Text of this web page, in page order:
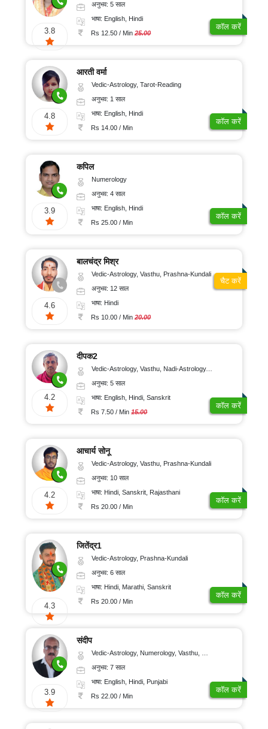
3.8
अनुभव: 5 साल
भाषा: English, Hindi
Rs 12.50 / Min25.00
कॉल करें
4.8
आरती वर्मा
Vedic-Astrology, Tarot-Reading
अनुभव: 1 साल
भाषा: English, Hindi
Rs 14.00 / Min
कॉल करें
3.9
कपिल
Numerology
अनुभव: 4 साल
भाषा: English, Hindi
Rs 25.00 / Min
कॉल करें
4.6
बालचंद्र मिश्र
Vedic-Astrology, Vasthu, Prashna-Kundali
अनुभव: 12 साल
भाषा: Hindi
Rs 10.00 / Min20.00
चैट करें
4.2
दीपक2
Vedic-Astrology, Vasthu, Nadi-Astrology, Prashna-Kundali
अनुभव: 5 साल
भाषा: English, Hindi, Sanskrit
Rs 7.50 / Min15.00
कॉल करें
4.2
आचार्य सोनू
Vedic-Astrology, Vasthu, Prashna-Kundali
अनुभव: 10 साल
भाषा: Hindi, Sanskrit, Rajasthani
Rs 20.00 / Min
कॉल करें
4.3
जितेंद्र1
Vedic-Astrology, Prashna-Kundali
अनुभव: 6 साल
भाषा: Hindi, Marathi, Sanskrit
Rs 20.00 / Min
कॉल करें
3.9
संदीप
Vedic-Astrology, Numerology, Vasthu, Nadi-Astrology, Psychology, Medical-Astrology, Prashna-Kundali
अनुभव: 7 साल
भाषा: English, Hindi, Punjabi
Rs 22.00 / Min
कॉल करें